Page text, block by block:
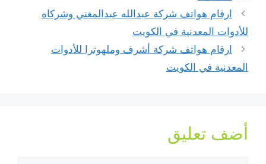
ارقام هواتف شركة عبدالله عبدالمغني وشركاه
للأدوات المعدنية في الكويت
ارقام هواتف شركة أشرف وملهوترا للأدوات
المعدنية في الكويت
أضف تعليق